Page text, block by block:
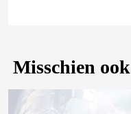
Misschien